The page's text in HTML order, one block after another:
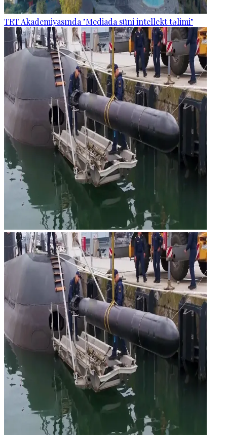
TRT Akademiyasında "Mediada süni intellekt təlimi"